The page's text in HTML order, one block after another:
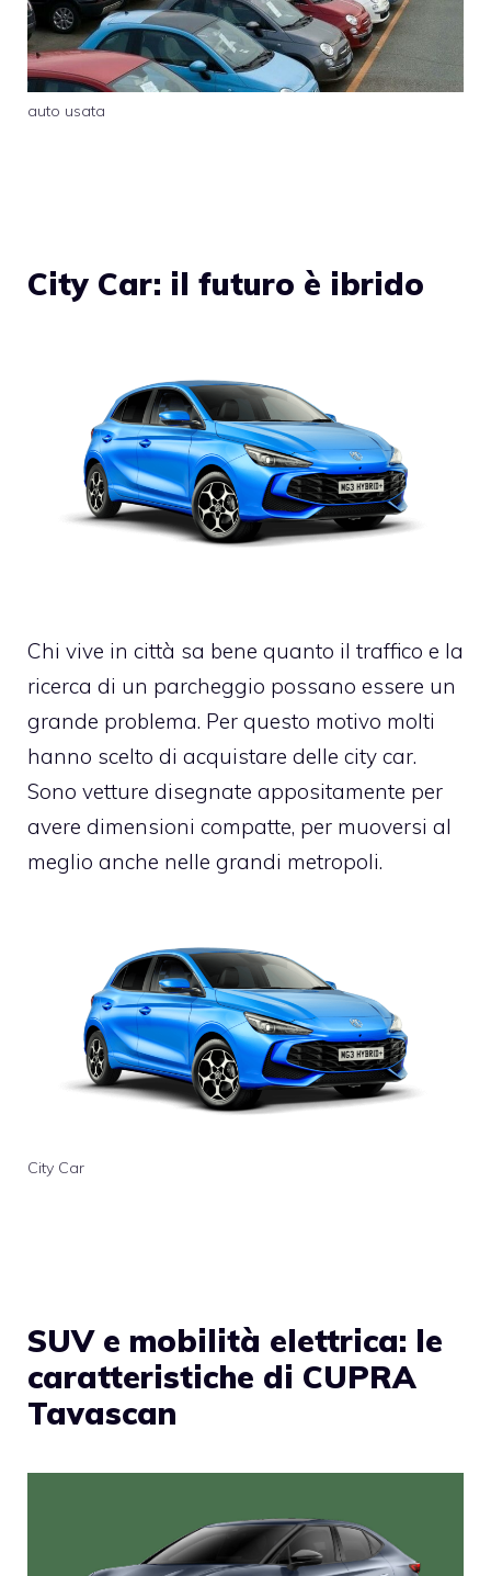
auto usata
City Car: il futuro è ibrido
Chi vive in città sa bene quanto il traffico e la
ricerca di un parcheggio possano essere un
grande problema. Per questo motivo molti
hanno scelto di acquistare delle city car.
Sono vetture disegnate appositamente per
avere dimensioni compatte, per muoversi al
meglio anche nelle grandi metropoli.
City Car
SUV e mobilità elettrica: le
caratteristiche di CUPRA
Tavascan